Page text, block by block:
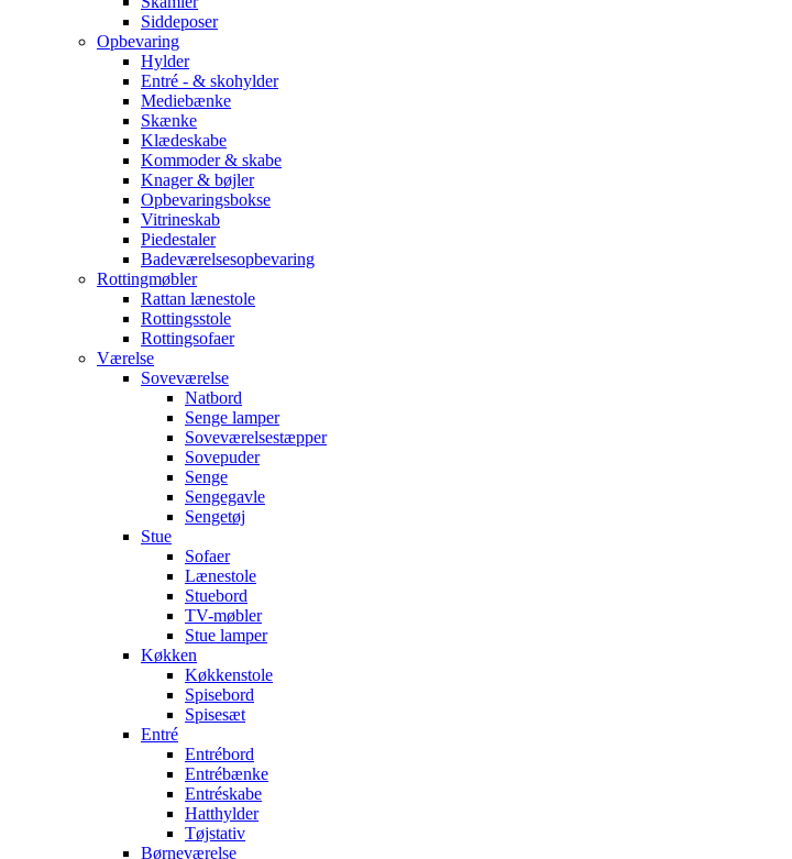
Siddeposer
Opbevaring
Hylder
Entré - & skohylder
Mediebænke
Skænke
Klædeskabe
Kommoder & skabe
Knager & bøjler
Opbevaringsbokse
Vitrineskab
Piedestaler
Badeværelsesopbevaring
Rottingmøbler
Rattan lænestole
Rottingsstole
Rottingsofaer
Værelse
Soveværelse
Natbord
Senge lamper
Soveværelsestæpper
Sovepuder
Senge
Sengegavle
Sengetøj
Stue
Sofaer
Lænestole
Stuebord
TV-møbler
Stue lamper
Køkken
Køkkenstole
Spisebord
Spisesæt
Entré
Entrébord
Entrébænke
Entréskabe
Hatthylder
Tøjstativ
Børneværelse